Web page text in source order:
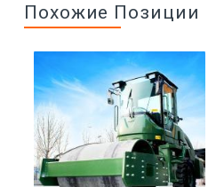
Похожие Позиции